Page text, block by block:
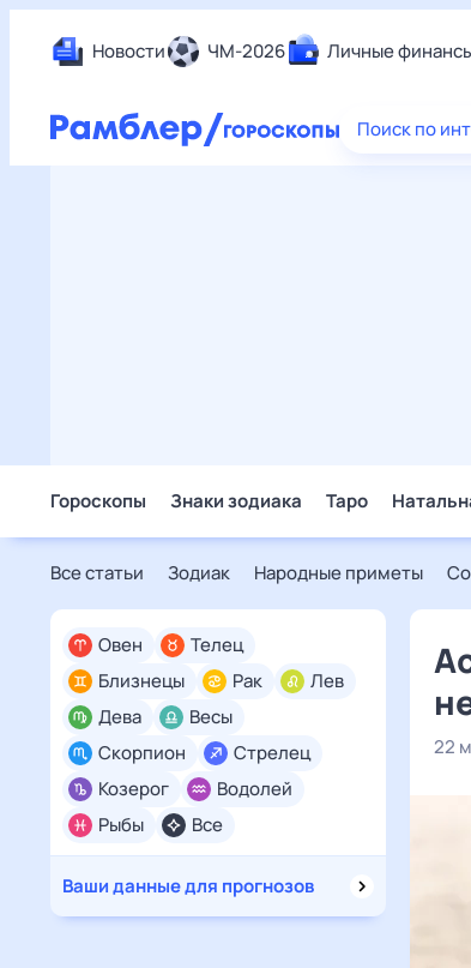
Новости ЧМ-2026 Личные
Поиск по
Гороскопы Знаки зодиака Таро
Все статьи Зодиак Народные приметы
Все
Овен
Телец
Близнецы
Рак
Лев
Дева
Весы
Скорпион
Стрелец
Козерог
Водолей
Рыбы
Ваши данные для прогнозов
22